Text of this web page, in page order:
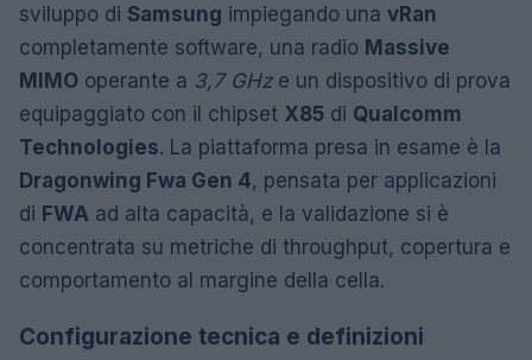
sviluppo di Samsung impiegando una vRan
completamente software, una radio Massive
MIMO operante a 3,7 GHze un dispositivo di prova
equipaggiato con il chipset X85 di Qualcomm
Technologies. La piattaforma presa in esame è la
Dragonwing Fwa Gen 4, pensata per applicazioni
di FWA ad alta capacità, e la validazione si è
concentrata su metriche di throughput, copertura e
comportamento al margine della cella.
Configurazione tecnica e definizioni